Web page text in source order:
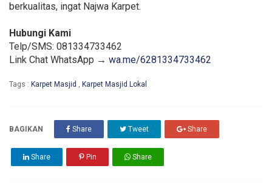
berkualitas, ingat Najwa Karpet.
Hubungi Kami
Telp/SMS: 081334733462
Link Chat WhatsApp → wa.me/6281334733462
Tags : Karpet Masjid , Karpet Masjid Lokal
BAGIKAN Share Tweet Share
Share Pin Share